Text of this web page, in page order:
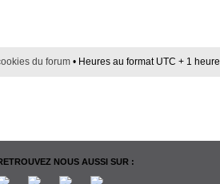
du forum • Heures au format UTC + 1 heure
NOUS AUSSI SUR :